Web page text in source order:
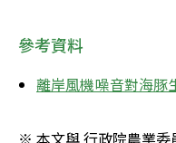
參考資料
離岸風機噪音對海豚
※ 本文與 行政院農業委